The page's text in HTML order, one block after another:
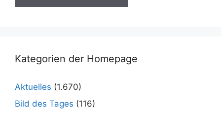
Kategorien der Homepage
Aktuelles (1.670)
Bild des Tages (116)